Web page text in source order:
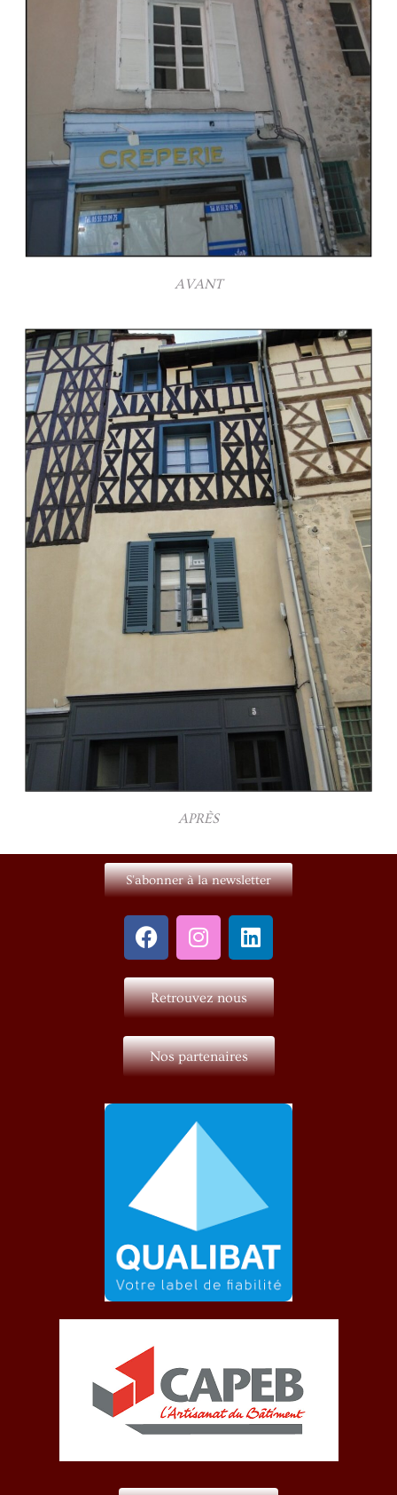
AVANT
APRÈS
S'abonner à la newsletter
Retrouvez nous
Nos partenaires